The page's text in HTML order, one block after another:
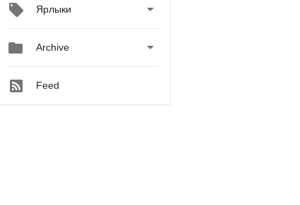
Ярлыки 
 Archive 
Feed